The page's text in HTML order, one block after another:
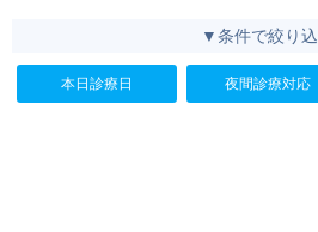
▼条件で絞り
本日診療日 夜間診療対応